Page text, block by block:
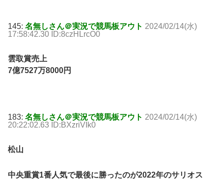
145: 名無しさん＠実況で競馬板アウト 2024/02/14(水)
17:58:42.30 ID:8czHLrcO0
雲取賞売上
7億7527万8000円
183: 名無しさん＠実況で競馬板アウト 2024/02/14(水)
20:22:02.63 ID:BXzriVIk0
松山
中央重賞1番人気で最後に勝ったのが2022年のサリオス